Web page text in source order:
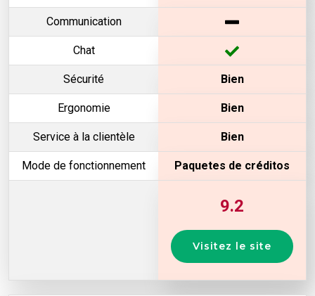
Communication
Chat
Sécurité Bien
Ergonomie Bien
Service à la clientèle Bien
Mode de fonctionnement Paquetes de créditos
9.2
Visitez le site